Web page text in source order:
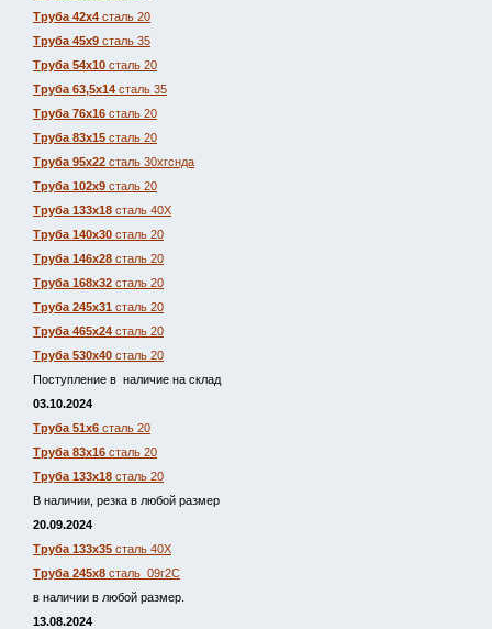
Труба 42х4 сталь 20
Труба 45х9 сталь 35
Труба 54х10 сталь 20
Труба 63,5х14 сталь 35
Труба 76х16 сталь 20
Труба 83х15 сталь 20
Труба 95х22 сталь 30хгснда
Труба 102х9 сталь 20
Труба 133х18 сталь 40Х
Труба 140х30 сталь 20
Труба 146х28 сталь 20
Труба 168х32 сталь 20
Труба 245х31 сталь 20
Труба 465х24 сталь 20
Труба 530х40 сталь 20
Поступление в наличие на склад
03.10.2024
Труба 51х6 сталь 20
Труба 83х16 сталь 20
Труба 133х18 сталь 20
В наличии, резка в любой размер
20.09.2024
Труба 133х35 сталь 40Х
Труба 245х8 сталь 09г2С
в наличии в любой размер.
13.08.2024